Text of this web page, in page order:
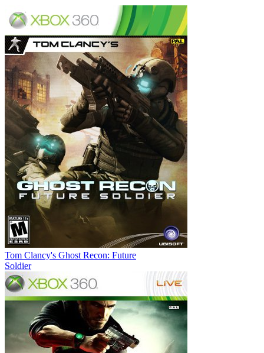
Tom Clancy's Ghost Recon: Future
Soldier